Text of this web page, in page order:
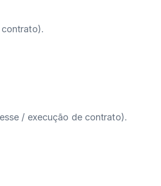
/ execução de contrato).